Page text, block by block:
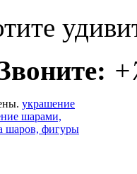
украшение
шарами,
шаров, фигуры